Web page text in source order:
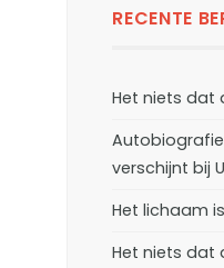
RECENTE
Het niets dat
Autobiografie
verschijnt bij
Het lichaam
Het niets dat